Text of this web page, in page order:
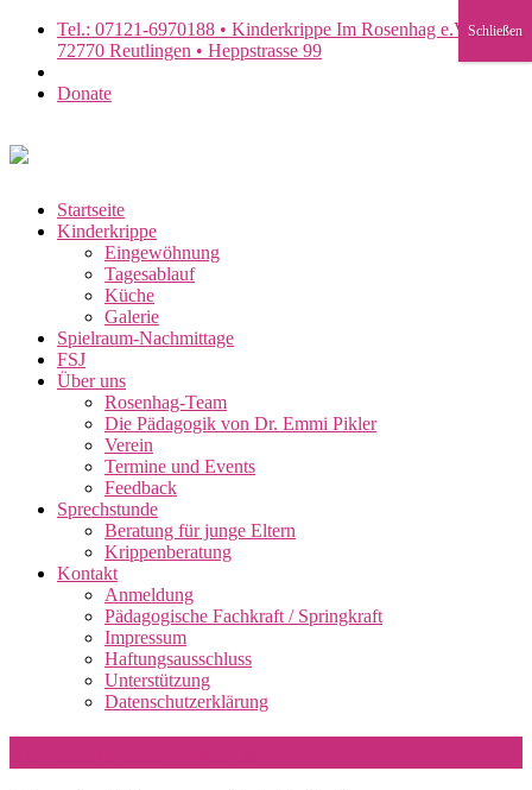
Tel.: 07121-6970188 • Kinderkrippe Im Rosenhag e.V. •
72770 Reutlingen • Heppstrasse 99
Donate
Startseite
Kinderkrippe
Eingewöhnung
Tagesablauf
Küche
Galerie
Spielraum-Nachmittage
FSJ
Über uns
Rosenhag-Team
Die Pädagogik von Dr. Emmi Pikler
Verein
Termine und Events
Feedback
Sprechstunde
Beratung für junge Eltern
Krippenberatung
Kontakt
Anmeldung
Pädagogische Fachkraft / Springkraft
Impressum
Haftungsausschluss
Unterstützung
Datenschutzerklärung
Schließen